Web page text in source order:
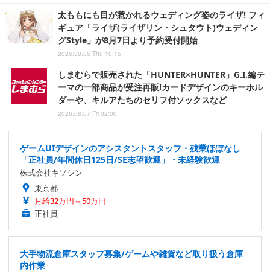
太ももにも目が惹かれるウェディング姿のライザ! フィ
ギュア「ライザ(ライザリン・シュタウト)ウェディン
グStyle」が8月7日より予約受付開始
2026.08.06 Thu 10:15
しまむらで販売された「HUNTER×HUNTER」G.I.編テ
ーマの一部商品が受注再販!カードデザインのキーホル
ダーや、キルアたちのセリフ付ソックスなど
2026.08.07 Fri 02:00
ゲームUIデザインのアシスタントスタッフ・残業ほぼなし
「正社員/年間休日125日/SE志望歓迎」・未経験歓迎
株式会社キソシン
東京都
月給32万円～50万円
正社員
大手物流倉庫スタッフ募集/ゲームや雑貨など取り扱う倉庫
内作業